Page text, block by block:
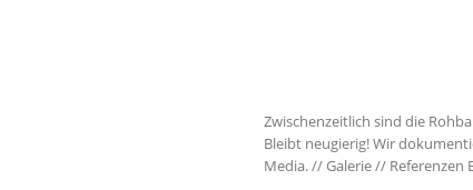
Zwischenzeitlich sind die
Bleibt neugierig! Wir
Media. // Galerie // Referenzen